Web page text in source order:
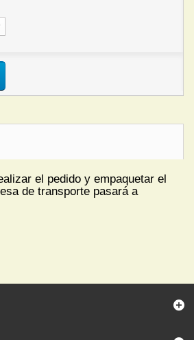
el pedido y empaquetar el
de transporte pasará a